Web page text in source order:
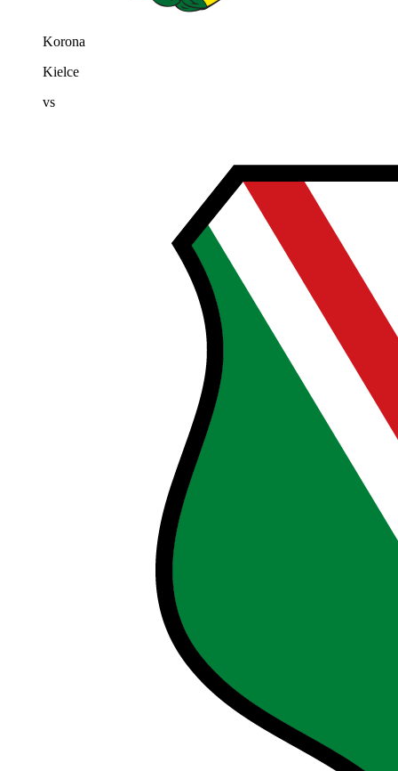
Korona
Kielce
vs